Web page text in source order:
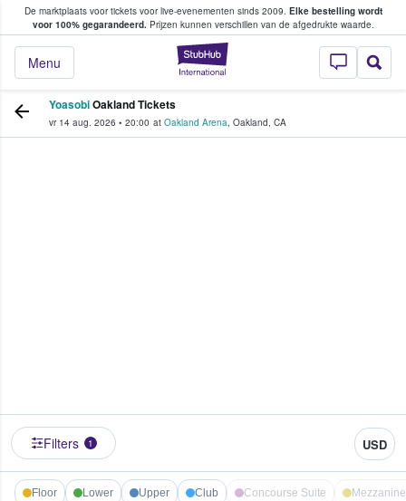
De marktplaats voor tickets voor live-evenementen sinds 2009. Elke bestelling wordt
voor 100% gegarandeerd.Prijzen kunnen verschillen van de afgedrukte waarde.
StubHub: waar
Menu
tickets kopen en verkopen
YoasobiOakland Tickets
vr 14 aug. 2026 • 20:00 at Oakland Arena, Oakland, CA
Filters 1 USD
Floor Lower Upper Club Concourse Suite